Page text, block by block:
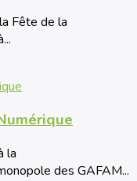
Fête de la
la
des GAFAM...